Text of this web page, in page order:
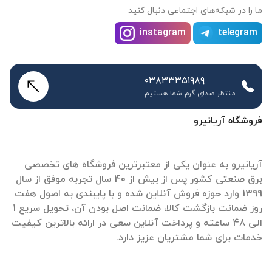
فروشگاه آریانیرو
آریانیرو به عنوان یکی از معتبرترین فروشگاه های تخصصی
برق صنعتی کشور پس از بیش از 40 سال تجربه موفق از سال
1399 وارد حوزه فروش آنلاین شده و با پایبندی به اصول هفت
روز ضمانت بازگشت کالا، ضمانت اصل بودن آن، تحویل سریع 1
الی 48 ساعته و پرداخت آنلاین سعی در ارائه بالاترین کیفیت
خدمات برای شما مشتریان عزیز دارد.
ما را در شبکه‌های اجتماعی دنبال کنید
telegram
instagram
۰۳۸۳۳۳۵۱۹۸۹
منتظر صدای گرم شما هستیم